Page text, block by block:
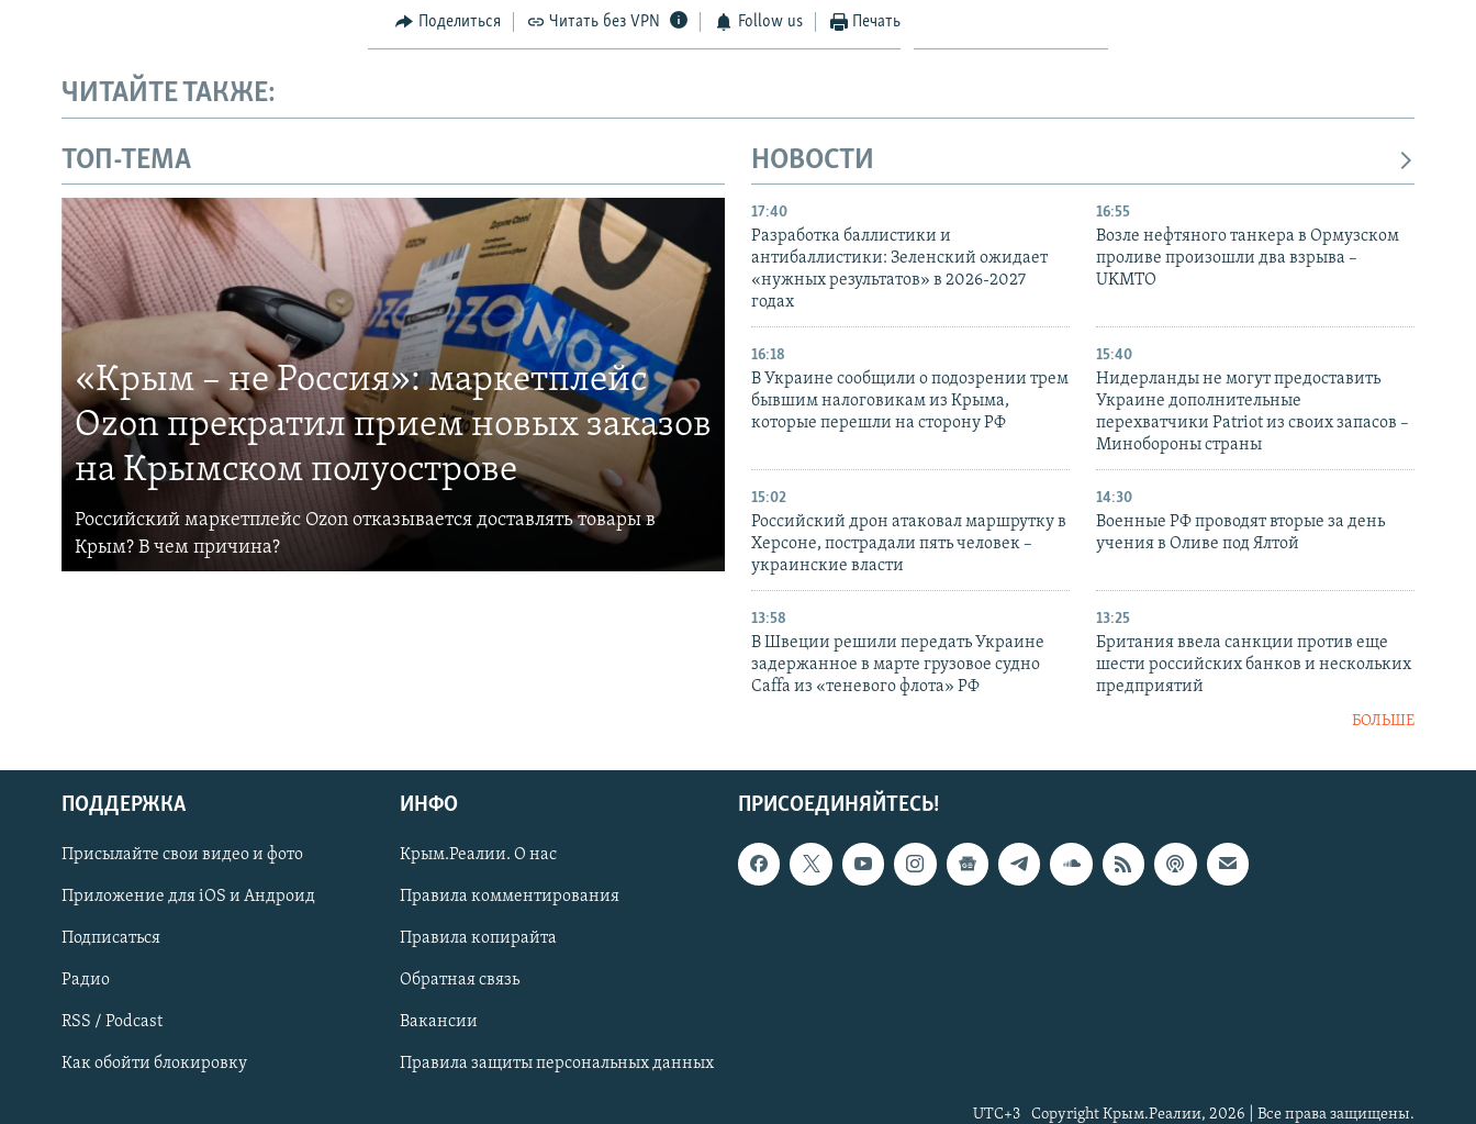
Українською
Qırımtatar
ПРИСОЕДИНЯЙТЕСЬ!
Поделиться Читать без VPN Follow us Печать
ЧИТАЙТЕ ТАКЖЕ:
ТОП-ТЕМА
«Крым – не Россия»: маркетплейс
Ozon прекратил прием новых заказов
на Крымском полуострове
Российский маркетплейс Ozon отказывается доставлять товары в
Крым? В чем причина?
НОВОСТИ
17:40
Разработка баллистики и
антибаллистики: Зеленский ожидает
«нужных результатов» в 2026-2027
годах
16:55
Возле нефтяного танкера в Ормузском
проливе произошли два взрыва –
UKMTO
16:18
В Украине сообщили о подозрении трем
бывшим налоговикам из Крыма,
которые перешли на сторону РФ
15:40
Нидерланды не могут предоставить
Украине дополнительные
перехватчики Patriot из своих запасов –
Минобороны страны
15:02
Российский дрон атаковал маршрутку в
Херсоне, пострадали пять человек –
украинские власти
14:30
Военные РФ проводят вторые за день
учения в Оливе под Ялтой
13:58
В Швеции решили передать Украине
задержанное в марте грузовое судно
Caffa из «теневого флота» РФ
13:25
Британия ввела санкции против еще
шести российских банков и нескольких
предприятий
БОЛЬШЕ
ПРИСОЕДИНЯЙТЕСЬ!
ПОДДЕРЖКА
Присылайте свои видео и фото
Приложение для iOS и Андроид
Подписаться
Радио
RSS / Podcast
Как обойти блокировку
ИНФО
Крым.Реалии. О нас
Правила комментирования
Правила копирайта
Обратная связь
Вакансии
Правила защиты персональных данных
Copyright Крым.Реалии, 2026 | Все права защищены.
UTC+3